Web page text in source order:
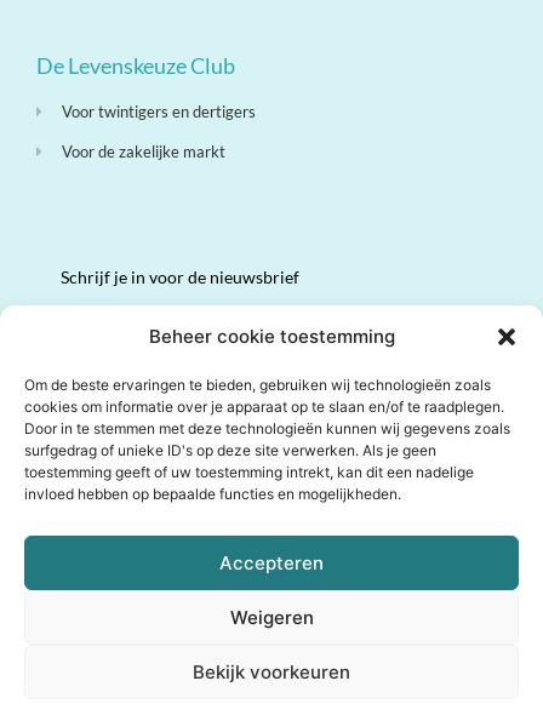
Beheer cookie toestemming
Om de beste ervaringen te bieden, gebruiken wij technologieën zoals
cookies om informatie over je apparaat op te slaan en/of te raadplegen.
Door in te stemmen met deze technologieën kunnen wij gegevens zoals
surfgedrag of unieke ID's op deze site verwerken. Als je geen
toestemming geeft of uw toestemming intrekt, kan dit een nadelige
invloed hebben op bepaalde functies en mogelijkheden.
Accepteren
Weigeren
Bekijk voorkeuren
De Levenskeuze Club
Voor twintigers en dertigers
Voor de zakelijke markt
Schrijf je in voor de nieuwsbrief
Volledige naam
Email*
© 2024 De Levenskeuze Club | Alle rechten voorbehouden |